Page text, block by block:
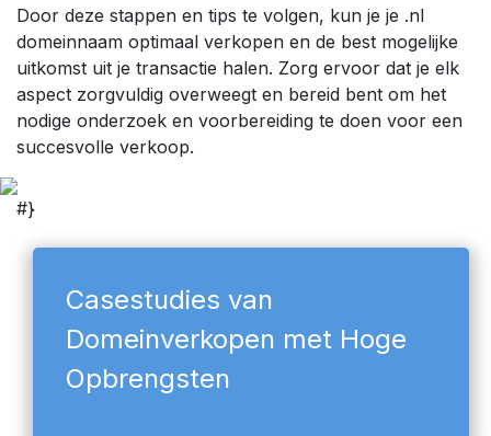
Door deze stappen en tips te volgen, kun je je .nl
domeinnaam optimaal verkopen en de best mogelijke
uitkomst uit je transactie halen. Zorg ervoor dat je elk
aspect zorgvuldig overweegt en bereid bent om het
nodige onderzoek en voorbereiding te doen voor een
succesvolle verkoop.
#}
Casestudies van
Domeinverkopen met Hoge
Opbrengsten